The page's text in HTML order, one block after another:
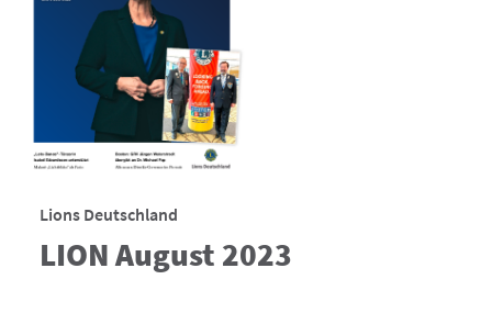
Lions Deutschland
LION August 2023